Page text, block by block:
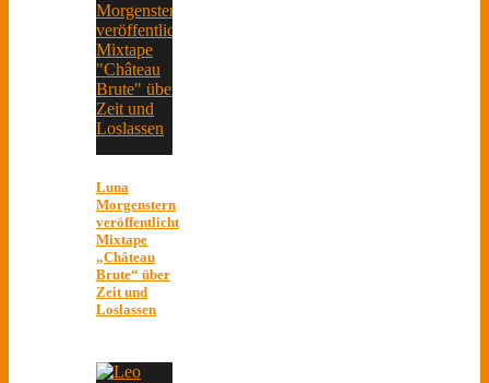
Luna
Morgenstern
veröffentlicht
Mixtape
„Château
Brute“ über
Zeit und
Loslassen